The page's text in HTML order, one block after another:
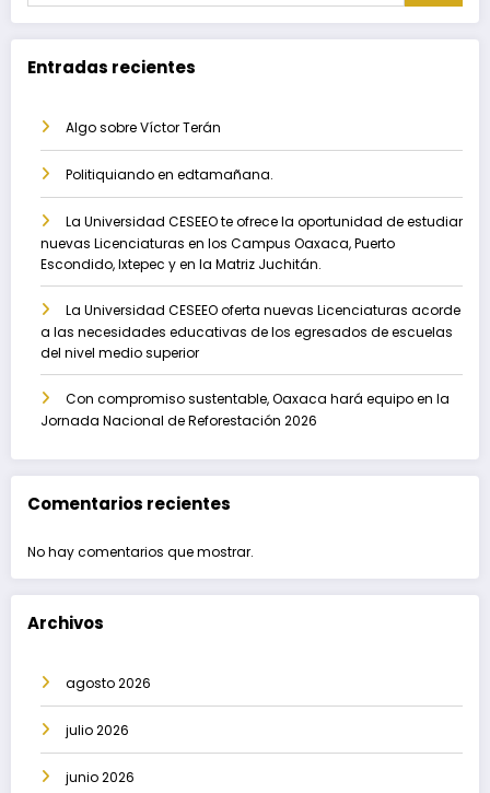
Entradas recientes
Algo sobre Víctor Terán
Politiquiando en edtamañana.
La Universidad CESEEO te ofrece la oportunidad de estudiar
nuevas Licenciaturas en los Campus Oaxaca, Puerto
Escondido, Ixtepec y en la Matriz Juchitán.
La Universidad CESEEO oferta nuevas Licenciaturas acorde
a las necesidades educativas de los egresados de escuelas
del nivel medio superior
Con compromiso sustentable, Oaxaca hará equipo en la
Jornada Nacional de Reforestación 2026
Comentarios recientes
No hay comentarios que mostrar.
Archivos
agosto 2026
julio 2026
junio 2026